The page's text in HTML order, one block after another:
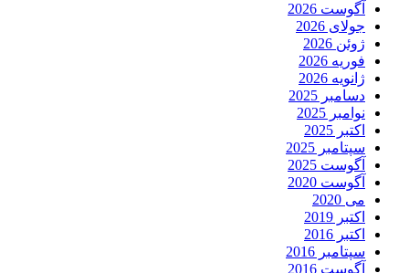
آگوست 2026
جولای 2026
ژوئن 2026
فوریه 2026
ژانویه 2026
دسامبر 2025
نوامبر 2025
اکتبر 2025
سپتامبر 2025
آگوست 2025
آگوست 2020
می 2020
اکتبر 2019
اکتبر 2016
سپتامبر 2016
آگوست 2016